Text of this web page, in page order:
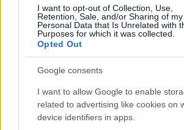
I want to opt-out of Collection, Use,
Retention, Sale, and/or Sharing of my
Personal Data that Is Unrelated with
Purposes for which it was collected.
Opted Out
Google consents
I want to allow Google to enable
related to advertising like cookies on
device identifiers in apps.
Ακόμη ένα κρίσιμο σημείο που δεν
αποσαφηνιστεί πλήρως είναι η
«παγωμένων» ιρανικών κεφαλαίων
Η ιρανική πλευρά ζητεί άμεση
των χρημάτων αυτών με την
αρχικής συμφωνίας, ενώ η
σταδιακή αποδέσμευση, ανάλογα